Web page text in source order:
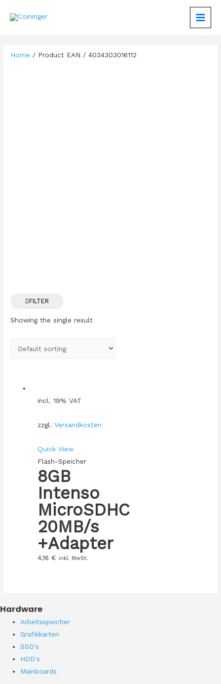
Inhalt
MAIN
Home / Product EAN / 4034303016112
FILTER
Showing the single result
incl. 19% VAT
zzgl. Versandkosten
Quick View
Flash-Speicher
8GB
Intenso
MicroSDHC
20MB/s
+Adapter
4,16 € inkl. MwSt.
Hardware
Arbeitsspeicher
Grafikkarten
SSD's
HDD's
Mainboards